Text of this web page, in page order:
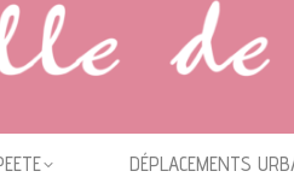
DÉPLACEMENTS